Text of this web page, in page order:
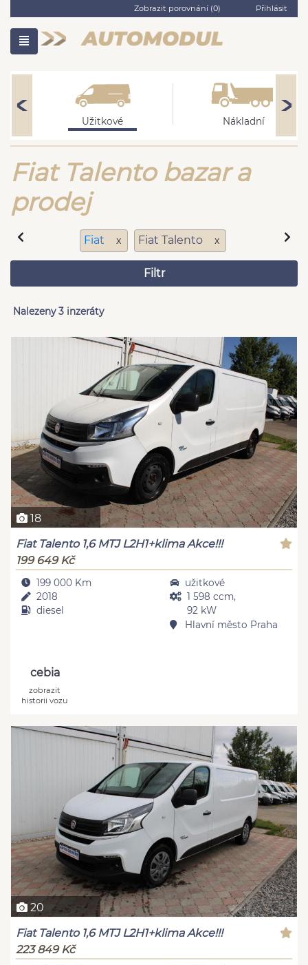
Zobrazit porovnání (0) Přihlásit
Užitkové Nákladní
Fiat Talento bazar a
prodej
Fiat x Fiat Talento x
Filtr
Nalezeny 3 inzeráty
18
Fiat Talento 1,6 MTJ L2H1+klima Akce!!!
199 649 Kč
199 000 Km
2018
diesel
užitkové
1 598 ccm,
92 kW
Hlavní město Praha
cebia
zobrazit
historii vozu
20
Fiat Talento 1,6 MTJ L2H1+klima Akce!!!
223 849 Kč